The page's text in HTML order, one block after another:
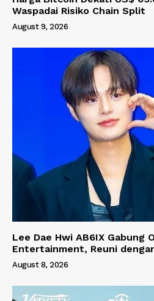
Waspadai Risiko Chain Split
August 9, 2026
Lee Dae Hwi AB6IX Gabung
Entertainment, Reuni
August 8, 2026